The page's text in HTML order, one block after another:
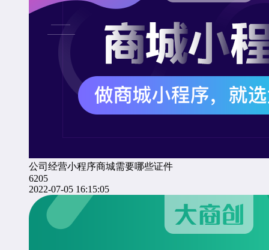
公司经营小程序商城需要哪些证件
6205
2022-07-05 16:15:05